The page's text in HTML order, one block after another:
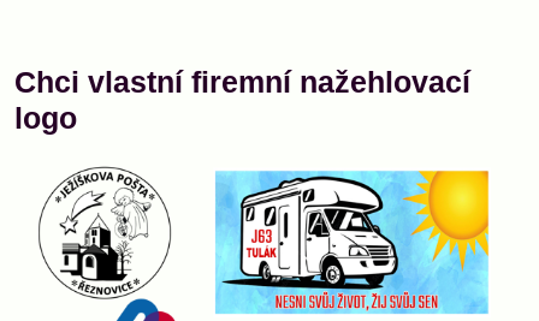
Chci vlastní firemní nažehlovací
logo